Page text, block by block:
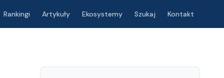
Rankingi Artykuły Ekosystemy Szukaj Kontakt